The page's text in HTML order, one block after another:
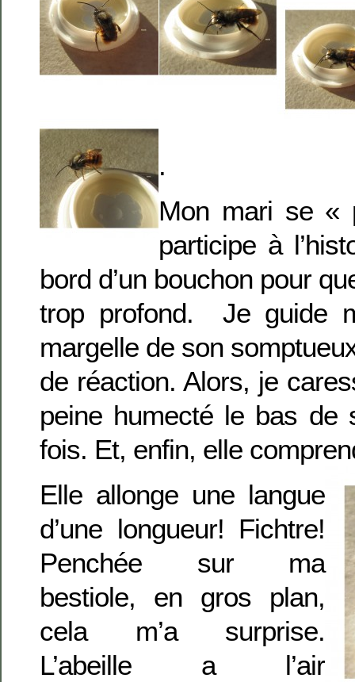
.
Mon mari se «
participe à
bord d’un bouchon pour
trop profond. Je guide
margelle de son
de réaction. Alors, je
peine humecté le bas de
fois. Et, enfin, elle
Elle allonge une langue
d’une longueur! Fichtre!
Penchée sur ma
bestiole, en gros plan,
cela m’a surprise.
L’abeille a l’air